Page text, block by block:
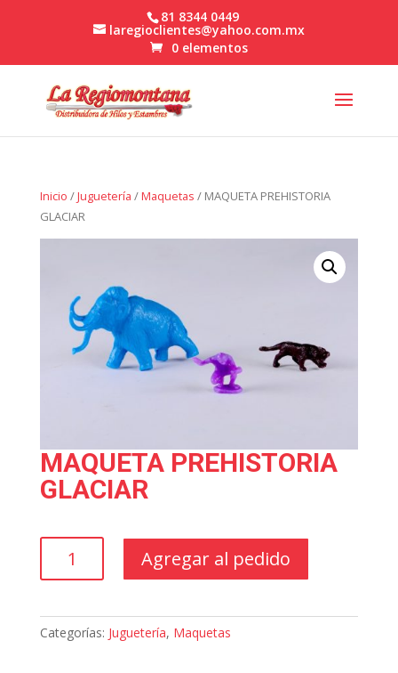
81 8344 0449
laregioclientes@yahoo.com.mx
0 elementos
Inicio /Juguetería /Maquetas / MAQUETA PREHISTORIA
GLACIAR
MAQUETA PREHISTORIA
GLACIAR
PREHISTORIA
Agregar al pedido
Categorías: Juguetería, Maquetas